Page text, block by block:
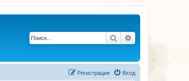
Поиск
Вход
Регистрация